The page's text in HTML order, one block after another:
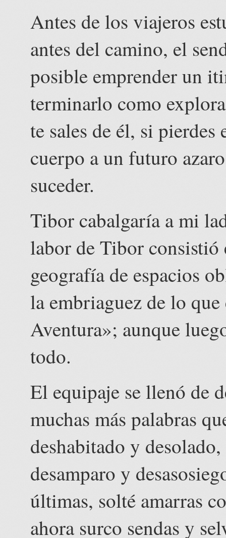
Antes de los viajeros
antes del camino, el
posible emprender un
terminarlo como
te sales de él, si
cuerpo a un futuro
suceder.
Tibor cabalgaría a mi
labor de Tibor
geografía de espacios
la embriaguez de lo
Aventura»; aunque
todo.
El equipaje se llenó de
muchas más palabras
deshabitado y
desamparo y
últimas, solté amarras
ahora surco sendas y